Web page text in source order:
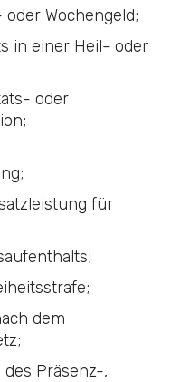
Wochengeld;
in einer Heil- oder
oder
für
dem
;
Präsenz-,